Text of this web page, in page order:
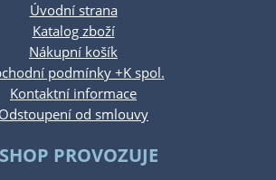
Úvodní strana
Katalog zboží
Nákupní košík
podmínky +K spol.
Kontaktní informace
Odstoupení od smlouvy
PROVOZUJE